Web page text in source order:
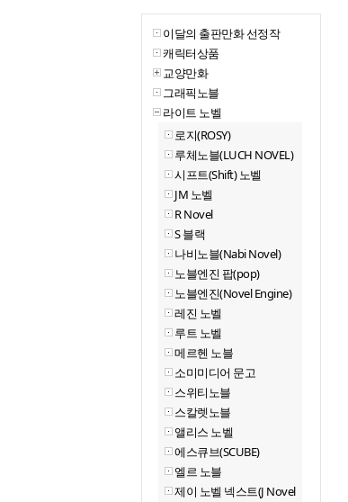
이달의 출판만화 선정작
캐릭터상품
교양만화
그래픽노블
라이트 노벨
로지(ROSY)
루체노블(LUCH NOVEL)
시프트(Shift) 노벨
JM 노벨
R Novel
S 블랙
나비노블(Nabi Novel)
노블엔진 팝(pop)
노블엔진(Novel Engine)
레진 노벨
루트 노벨
메르헨 노블
소미미디어 문고
스위티노블
스칼렛노블
앨리스 노벨
에스큐브(SCUBE)
엘르 노블
제이 노벨 넥스트(J Novel